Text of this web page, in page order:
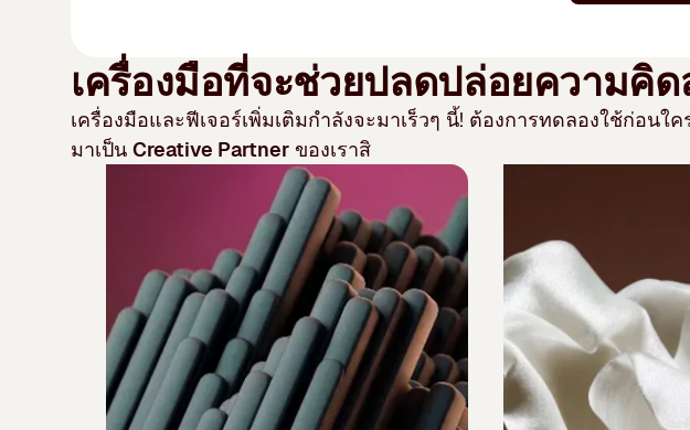
เครื่องมือที่จะช่วยปลดปล่อยความคิ
เครื่องมือและฟีเจอร์เพิ่มเติมกำลังจะมาเร็วๆ นี้! ต้องการทดลองใช้ก่อนใ
มาเป็น Creative Partner ของเราสิ